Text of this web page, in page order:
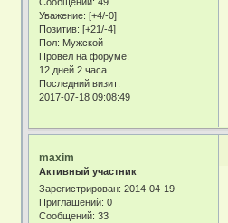
Уважение: [+4/-0]
Позитив: [+21/-4]
Пол: Мужской
Провел на форуме:
12 дней 2 часа
Последний визит:
2017-07-18 09:08:49
maxim
Активный участник
Зарегистрирован: 2014-04-19
Приглашений: 0
Сообщений: 33